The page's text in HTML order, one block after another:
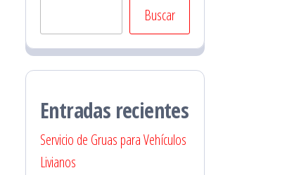
Buscar
Entradas recientes
Servicio de Gruas para Vehículos
Livianos